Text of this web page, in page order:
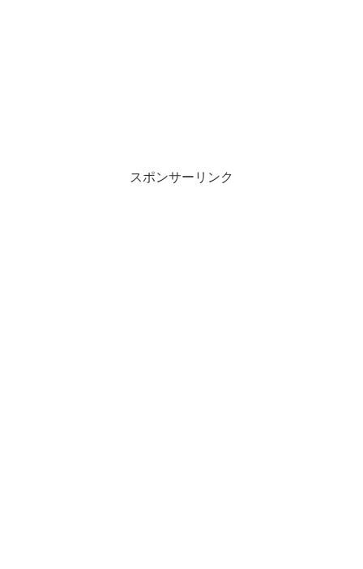
スポンサーリンク